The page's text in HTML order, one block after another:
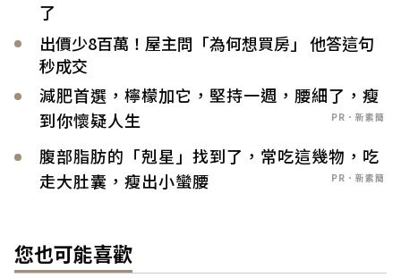
了
出價少8百萬！屋主問「為何想買房」 他答這句
秒成交
減肥首選，檸檬加它，堅持一週，腰細了，瘦
到你懷疑人生
PR．新素簡
腹部脂肪的「剋星」找到了，常吃這幾物，吃
走大肚囊，瘦出小蠻腰
PR．新素簡
您也可能喜歡